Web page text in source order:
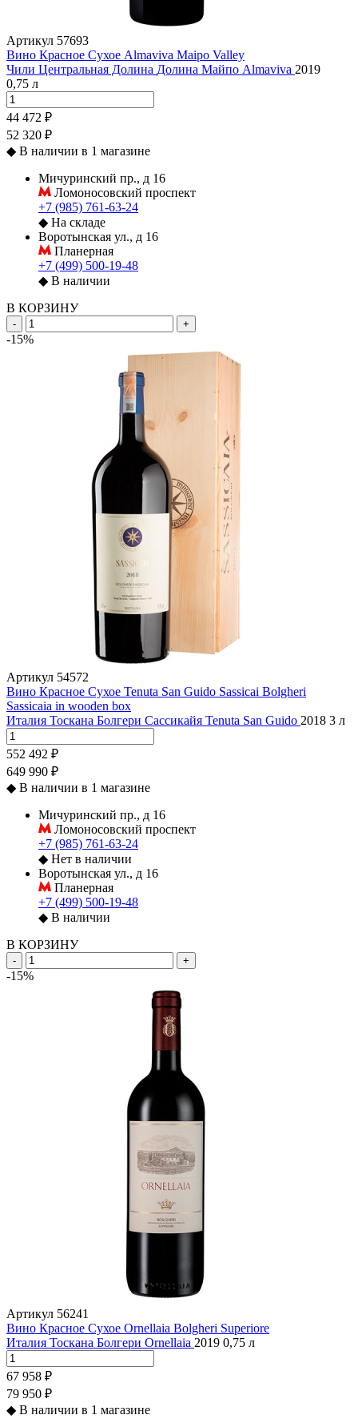
Артикул 57693
Вино Красное Сухое Almaviva Maipo Valley
Чили Центральная Долина Долина Майпо Almaviva 2019
0,75 л
44 472 ₽
52 320 ₽
◆ В наличии в 1 магазине
Мичуринский пр., д 16
Ломоносовский проспект
+7 (985) 761-63-24
◆ На складе
Воротынская ул., д 16
Планерная
+7 (499) 500-19-48
◆ В наличии
В КОРЗИНУ
- +
-15%
Артикул 54572
Вино Красное Сухое Tenuta San Guido Sassicai Bolgheri
Sassicaia in wooden box
Италия Тоскана Болгери Сассикайя Tenuta San Guido 2018 3 л
552 492 ₽
649 990 ₽
◆ В наличии в 1 магазине
Мичуринский пр., д 16
Ломоносовский проспект
+7 (985) 761-63-24
◆ Нет в наличии
Воротынская ул., д 16
Планерная
+7 (499) 500-19-48
◆ В наличии
В КОРЗИНУ
- +
-15%
Артикул 56241
Вино Красное Сухое Ornellaia Bolgheri Superiore
Италия Тоскана Болгери Ornellaia 2019 0,75 л
67 958 ₽
79 950 ₽
◆ В наличии в 1 магазине